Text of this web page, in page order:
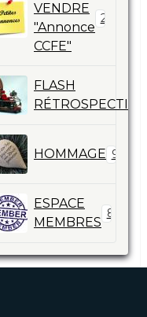
VENDRE
"Annonce
CCFE"
2
FLASH
RÉTROSPECTIVES
HOMMAGE 9
ESPACE
MEMBRES
86